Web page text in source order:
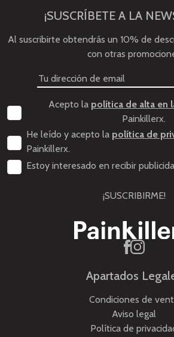
¡SUSCRÍBETE A LA
Al suscribirte obtendrás un 10% de
con otras
Acepto la política de alta en
Painkillerx.
He leído y acepto la política de
Painkillerx.
Estoy interesado en recibir
¡SUSCRIBIRME!
Apartados
Condiciones de
Aviso legal
Política de